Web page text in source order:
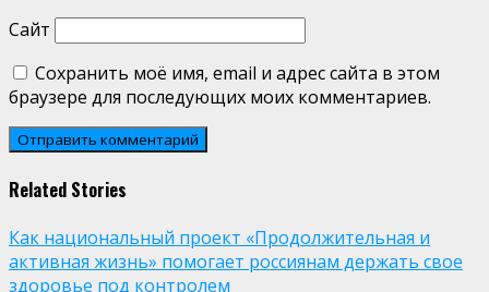
Сайт
Сохранить моё имя, email и адрес сайта в этом
браузере для последующих моих комментариев.
Related Stories
Как национальный проект «Продолжительная и
активная жизнь» помогает россиянам держать свое
здоровье под контролем